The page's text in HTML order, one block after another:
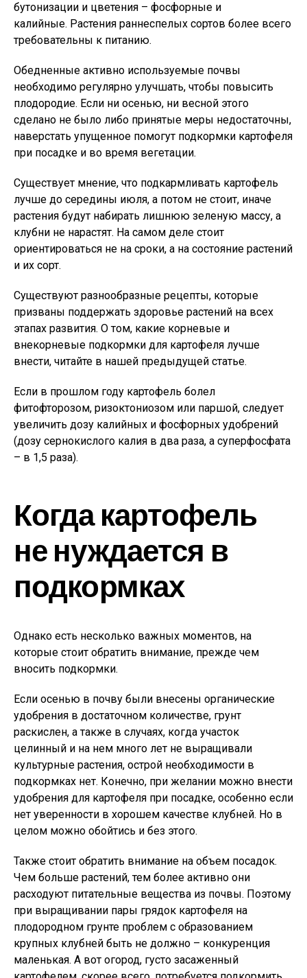
бутонизации и цветения – фосфорные и
калийные. Растения раннеспелых сортов более всего
требовательны к питанию.
Обедненные активно используемые почвы
необходимо регулярно улучшать, чтобы повысить
плодородие. Если ни осенью, ни весной этого
сделано не было либо принятые меры недостаточны,
наверстать упущенное помогут подкормки картофеля
при посадке и во время вегетации.
Существует мнение, что подкармливать картофель
лучше до середины июля, а потом не стоит, иначе
растения будут набирать лишнюю зеленую массу, а
клубни не нарастят. На самом деле стоит
ориентироваться не на сроки, а на состояние растений
и их сорт.
Существуют разнообразные рецепты, которые
призваны поддержать здоровье растений на всех
этапах развития. О том, какие корневые и
внекорневые подкормки для картофеля лучше
внести, читайте в нашей предыдущей статье.
Если в прошлом году картофель болел
фитофторозом, ризоктониозом или паршой, следует
увеличить дозу калийных и фосфорных удобрений
(дозу сернокислого калия в два раза, а суперфосфата
– в 1,5 раза).
Когда картофель
не нуждается в
подкормках
Однако есть несколько важных моментов, на
которые стоит обратить внимание, прежде чем
вносить подкормки.
Если осенью в почву были внесены органические
удобрения в достаточном количестве, грунт
раскислен, а также в случаях, когда участок
целинный и на нем много лет не выращивали
культурные растения, острой необходимости в
подкормках нет. Конечно, при желании можно внести
удобрения для картофеля при посадке, особенно если
нет уверенности в хорошем качестве клубней. Но в
целом можно обойтись и без этого.
Также стоит обратить внимание на объем посадок.
Чем больше растений, тем более активно они
расходуют питательные вещества из почвы. Поэтому
при выращивании пары грядок картофеля на
плодородном грунте проблем с образованием
крупных клубней быть не должно – конкуренция
маленькая. А вот огород, густо засаженный